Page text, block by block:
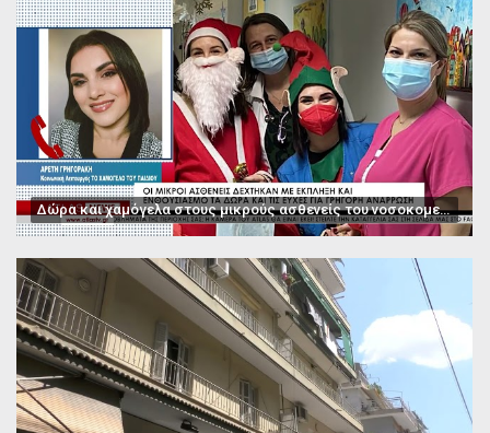
Δώρα και χαμόγελα στους μικρούς ασθενείς του νοσοκομείου Παπαγεωργίου